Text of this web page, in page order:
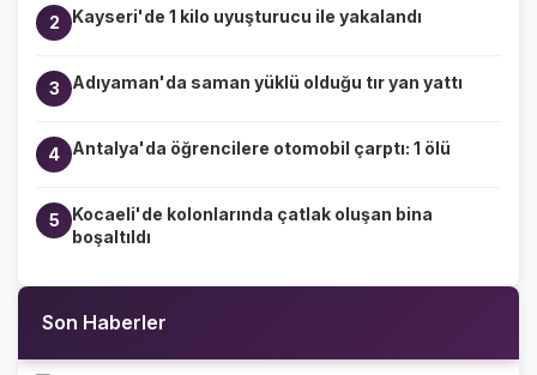
2 Kayseri'de 1 kilo uyuşturucu ile yakalandı
3 Adıyaman'da saman yüklü olduğu tır yan yattı
4 Antalya'da öğrencilere otomobil çarptı: 1 ölü
5
Kocaeli'de kolonlarında çatlak oluşan bina
boşaltıldı
Son Haberler